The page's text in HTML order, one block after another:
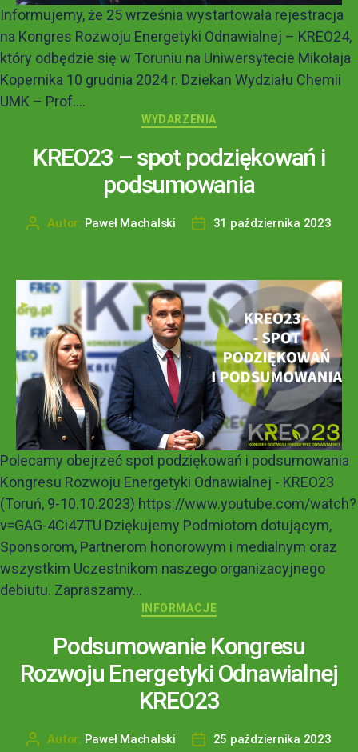
Informujemy, że 25 września wystartowała rejestracja
na Kongres Rozwoju Energetyki Odnawialnej – KREO24,
który odbędzie się w Toruniu na Uniwersytecie Mikołaja
Kopernika 10 grudnia 2024 r. Dziekan Wydziału Chemii
UMK – Prof....
WYDARZENIA
KREO23 – spot podziękowań i
podsumowania
Autor: Paweł Machalski 31 października 2023
Polecamy obejrzeć spot podziękowań i podsumowania
Kongresu Rozwoju Energetyki Odnawialnej - KREO23
(Toruń, 9-10.10.2023) https://www.youtube.com/watch?
v=GAG-4Ci47TU Dziękujemy Podmiotom dotującym,
Sponsorom, Partnerom honorowym i medialnym oraz
wszystkim Uczestnikom naszego organizacyjnego
debiutu. Zapraszamy...
INFORMACJE
Podsumowanie Kongresu
Rozwoju Energetyki Odnawialnej
KREO23
Autor: Paweł Machalski 25 października 2023